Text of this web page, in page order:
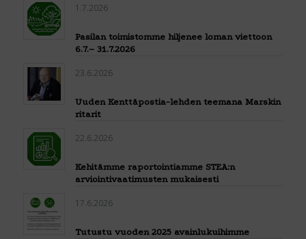
1.7.2026
Pasilan toimistomme hiljenee loman viettoon
6.7.– 31.7.2026
23.6.2026
Uuden Kenttäpostia-lehden teemana Marskin
ritarit
22.6.2026
Kehitämme raportointiamme STEA:n
arviointivaatimusten mukaisesti
17.6.2026
Tutustu vuoden 2025 avainlukuihimme